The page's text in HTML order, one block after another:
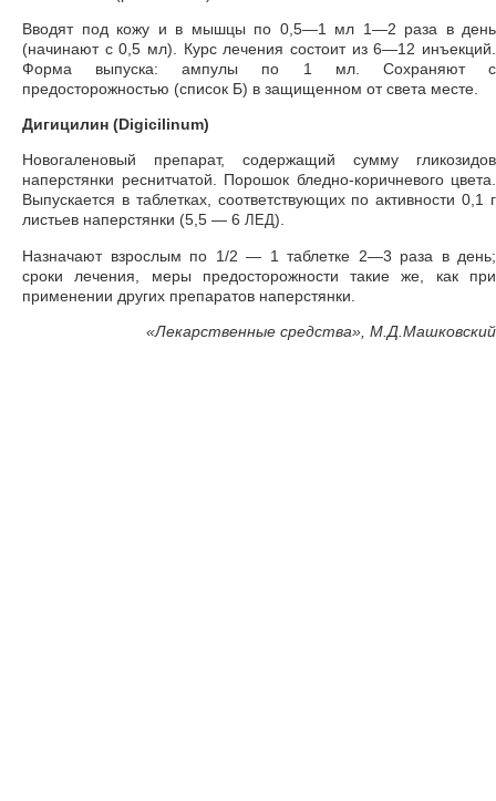
Вводят под кожу и в мышцы по 0,5—1 мл 1—2 раза в день
(начинают с 0,5 мл). Курс лечения состоит из 6—12 инъекций.
Форма выпуска: ампулы по 1 мл. Сохраняют с
предосторожностью (список Б) в защищенном от света месте.
Дигицилин (Digicilinum)
Новогаленовый препарат, содержащий сумму гликозидов
наперстянки реснитчатой. Порошок бледно-коричневого цвета.
Выпускается в таблетках, соответствующих по активности 0,1 г
листьев наперстянки (5,5 — 6 ЛЕД).
Назначают взрослым по 1/2 — 1 таблетке 2—3 раза в день;
сроки лечения, меры предосторожности такие же, как при
применении других препаратов наперстянки.
«Лекарственные средства», М.Д.Машковский